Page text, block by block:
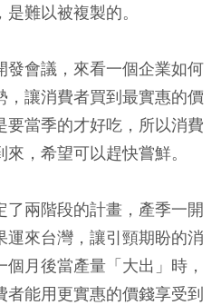
難以被複製的。
發會議，來看一個企業如何
讓消費者買到最實惠的價
當季的才好吃，所以消費
，希望可以趕快嘗鮮。
兩階段的計畫，產季一開
來台灣，讓引頸期盼的消
月後當產量「大出」時，
能用更實惠的價錢享受到